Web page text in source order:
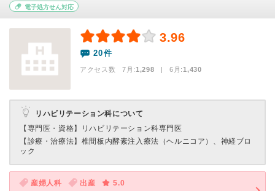
電子処方せん対応
3.96
20件
アクセス数 7月:1,298 | 6月:1,430
リハビリテーション科について
【専門医・資格】
リハビリテーション科専門医
【診療・治療法】 椎間板内酵素注入療法（ヘルニコア）、神経ブロ
ック
産婦人科 出産
5.0